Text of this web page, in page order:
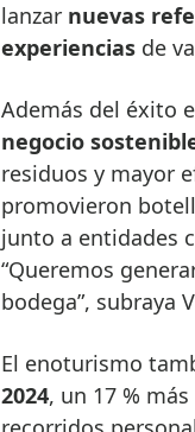
lanzar nuevas
experiencias de
Además del éxito
negocio
residuos y mayor
promovieron
junto a entidades
“Queremos
bodega”, subraya
El enoturismo
2024, un 17 %